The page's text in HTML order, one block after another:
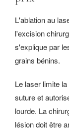
L'ablation au
l'excision
s'explique par
grains bénins.
Le laser limite
suture et
lourde. La
lésion doit être